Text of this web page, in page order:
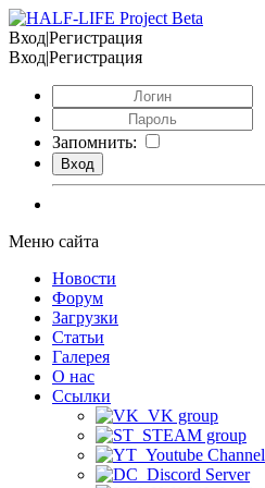
Вход|Регистрация
Вход|Регистрация
Запомнить:
Меню сайта
Новости
Форум
Загрузки
Статьи
Галерея
О нас
Ссылки
VK group
STEAM group
Youtube Channel
Discord Server